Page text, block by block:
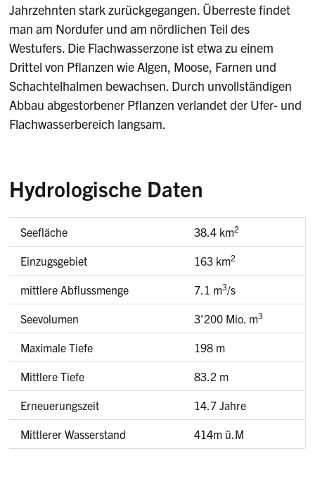
Jahrzehnten stark zurückgegangen. Überreste findet
man am Nordufer und am nördlichen Teil des
Westufers. Die Flachwasserzone ist etwa zu einem
Drittel von Pflanzen wie Algen, Moose, Farnen und
Schachtelhalmen bewachsen. Durch unvollständigen
Abbau abgestorbener Pflanzen verlandet der Ufer- und
Flachwasserbereich langsam.
Hydrologische Daten
Seefläche 38.4 km2
Einzugsgebiet 163 km2
mittlere Abflussmenge 7.1 m3/s
Seevolumen 3'200 Mio. m3
Maximale Tiefe 198 m
Mittlere Tiefe 83.2 m
Erneuerungszeit 14.7 Jahre
Mittlerer Wasserstand 414m ü.M